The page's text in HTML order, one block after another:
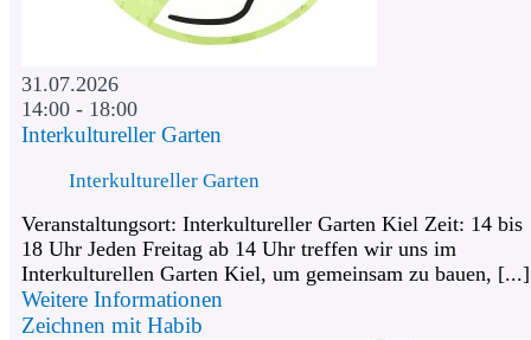
31.07.2026
14:00 - 18:00
Interkultureller Garten
Interkultureller Garten
Veranstaltungsort: Interkultureller Garten Kiel Zeit: 14 bis
18 Uhr Jeden Freitag ab 14 Uhr treffen wir uns im
Interkulturellen Garten Kiel, um gemeinsam zu bauen, [...]
Weitere Informationen
Zeichnen mit Habib